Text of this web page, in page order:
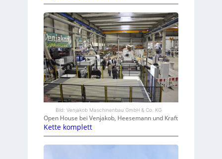
Bild: Venjakob Maschinenbau GmbH & Co. KG
Open House bei Venjakob, Heesemann und Kraft
Kette komplett